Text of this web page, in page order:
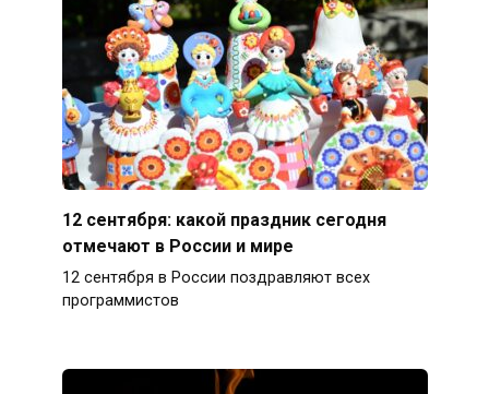
12 сентября: какой праздник сегодня
отмечают в России и мире
12 сентября в России поздравляют всех
программистов